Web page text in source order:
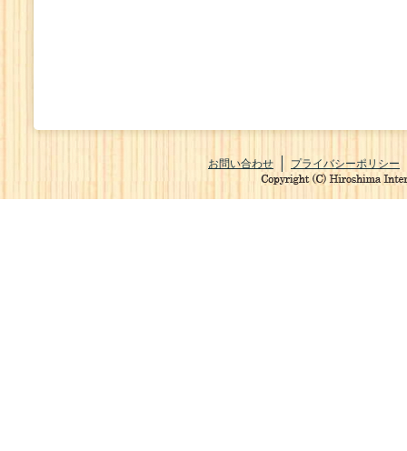
お問い合わせ プライバシーポリシー